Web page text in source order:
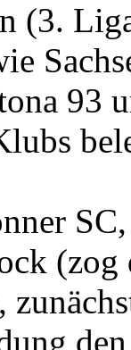
(3.
93